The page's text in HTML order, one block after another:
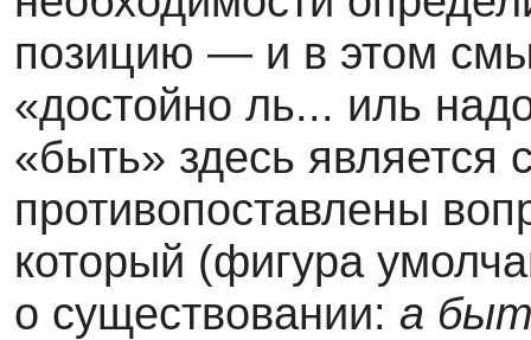
позицию — и в этом
«достойно ль... иль
«быть» здесь является
противопоставлены
который (фигура
о существовании: а